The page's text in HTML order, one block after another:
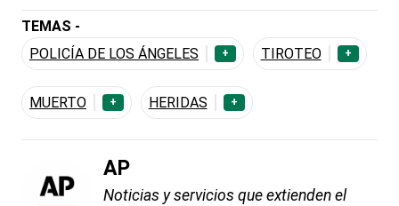
TEMAS -
POLICÍA DE LOS ÁNGELES
+ TIROTEO +
MUERTO + HERIDAS +
AP
Noticias y servicios que extienden el